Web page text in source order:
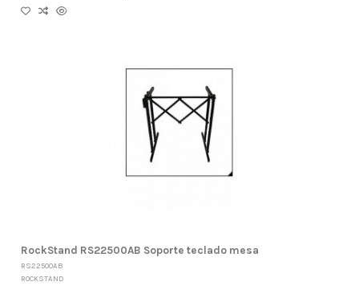
RockStand RS22500AB Soporte teclado mesa
RS22500AB
ROCKSTAND